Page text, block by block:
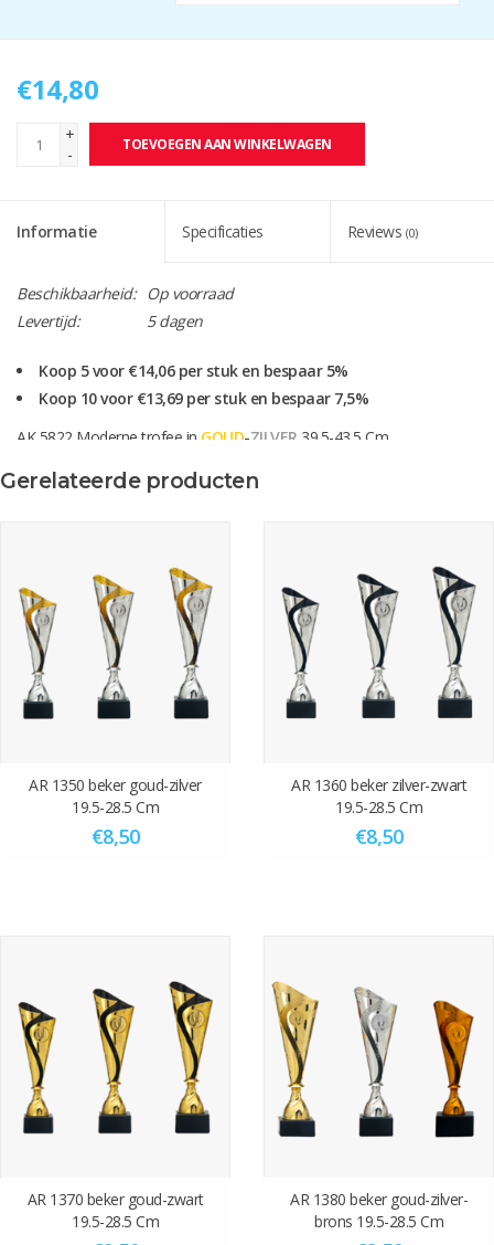
€14,80
+
-
TOEVOEGEN AAN WINKELWAGEN
Informatie Specificaties Reviews (0)
Beschikbaarheid:
Op voorraad
Levertijd:
5 dagen
Koop 5 voor €14,06 per stuk en bespaar 5%
Koop 10 voor €13,69 per stuk en bespaar 7,5%
AK 5822 Moderne trofee in GOUD-ZILVER 39.5-43.5 Cm
Deze serie is ook leverbaar inZILVER
Of score één van onze surprise vouchers en krijg 10% korting over
het hele aankoop bedrag.
Graveren en standaard sportafbeelding zijn altijd gratis!!
Gerelateerde producten
AR 1350 beker goud-zilver
19.5-28.5 Cm
€8,50
AR 1360 beker zilver-zwart
19.5-28.5 Cm
€8,50
AR 1370 beker goud-zwart
19.5-28.5 Cm
AR 1380 beker goud-zilver-
brons 19.5-28.5 Cm